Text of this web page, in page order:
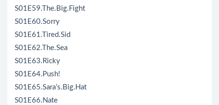
S01E59.The.Big.Fight
S01E60.Sorry
S01E61.Tired.Sid
S01E62.The.Sea
S01E63.Ricky
S01E64.Push!
S01E65.Sara’s.Big.Hat
S01E66.Nate